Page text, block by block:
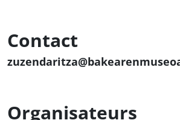
Contact
Organisateurs